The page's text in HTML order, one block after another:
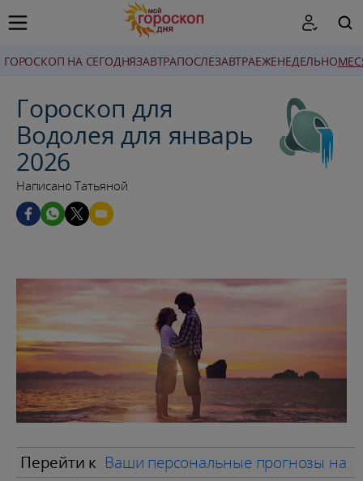
ГОРОСКОП НА СЕГОДНЯЗАВТРАПОСЛЕЗАВТРАЕЖЕНЕДЕЛЬНО
Гороскоп для
Водолея для январь
2026
Написано Татьяной
Перейти к Ваши персональные прогнозы на